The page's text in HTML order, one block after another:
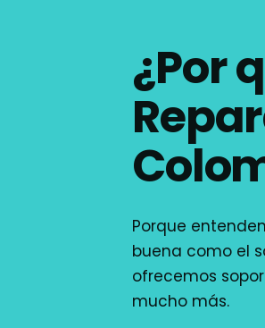
¿Por
Porque
buena como el
ofrecemos
mucho más.